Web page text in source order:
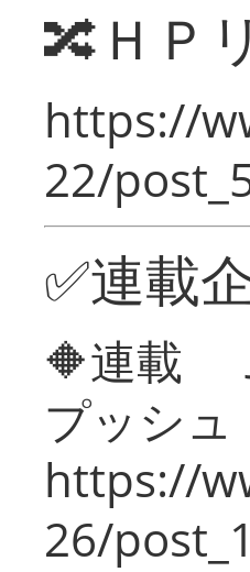
🔀ＨＰ
https://
22/
✅連載
🔶連載
プッシュ
https://
26/